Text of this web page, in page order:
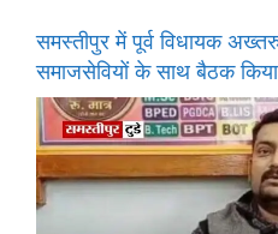
समस्तीपुर में पूर्व विधायक
समाजसेवियों के साथ बैठक